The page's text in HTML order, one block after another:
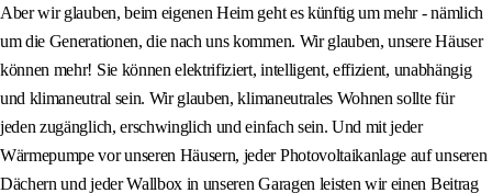
Aber wir glauben, beim eigenen Heim geht es künftig um mehr - nämlich
um die Generationen, die nach uns kommen. Wir glauben, unsere Häuser
können mehr! Sie können elektrifiziert, intelligent, effizient, unabhängig
und klimaneutral sein. Wir glauben, klimaneutrales Wohnen sollte für
jeden zugänglich, erschwinglich und einfach sein. Und mit jeder
Wärmepumpe vor unseren Häusern, jeder Photovoltaikanlage auf unseren
Dächern und jeder Wallbox in unseren Garagen leisten wir einen Beitrag